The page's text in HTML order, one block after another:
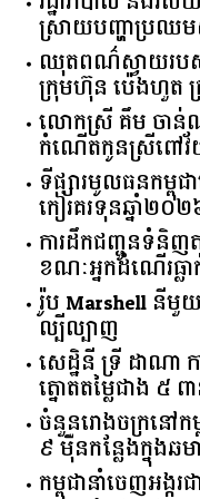
ស្រាយ​បញ្ហា​ប្រឈ
ឈុតពណ៌ស្វាយរប
ក្រុមហ៊ុន ប៉េងហួត
លោកស្រី គឹម ចាន់ណ
កំណើតកូនស្រីពៅវ័យ
ទីផ្សារ​មូលធន​កម្ពុជ
កៀរគរ​ទុន​ឆ្នាំ​២០
ការដឹកជញ្ជូនទំនិញត
ខណៈអ្នកដំណើរធ្ល
រ៉ូប Marshell នី
ល្បីល្បាញ
សេដ្ឋិនី ទ្រី ដាណា
ត្នោតតម្លៃជាង ៥ ព
ចំនួន​រោងចក្រ​នៅ​កម្
៩​ ​ម៉ឺន​កន្លែង​ក្នុង​ឆ
កម្ពុជានាំចេញអង្